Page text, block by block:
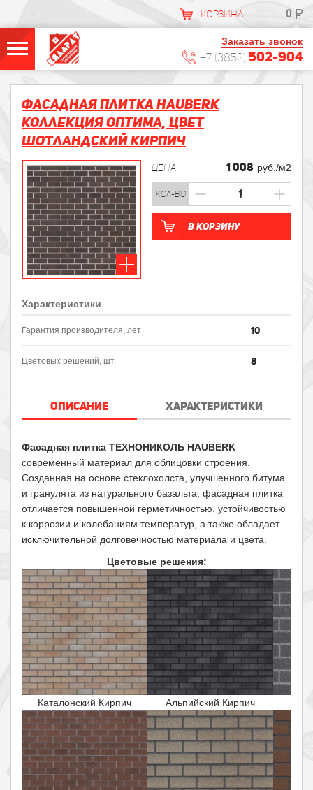
КОРЗИНА 0
Заказать звонок
+7 (3852) 502-904
Фасадная плитка HAUBERK
Коллекция Оптима, цвет
Шотландский Кирпич
ЦЕНА 1 008 руб./м2
кол-во
В корзину
Характеристики
Гарантия производителя, лет 10
Цветовых решений, шт. 8
ОПИСАНИЕ ХАРАКТЕРИСТИКИ
Фасадная плитка ТЕХНОНИКОЛЬ HAUBERK –
современный материал для облицовки строения.
Созданная на основе стеклохолста, улучшенного битума
и гранулята из натурального базальта, фасадная плитка
отличается повышенной герметичностью, устойчивостью
к коррозии и колебаниям температур, а также обладает
исключительной долговечностью материала и цвета.
Цветовые решения:
Каталонский Кирпич Альпийский Кирпич